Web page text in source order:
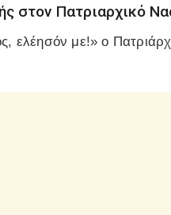
στον Πατριαρχικό
με!» ο